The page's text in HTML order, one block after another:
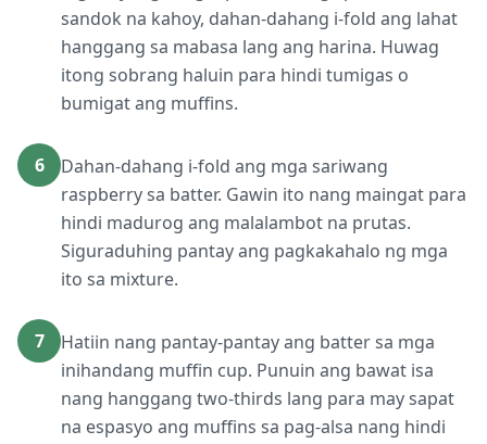
sandok na kahoy, dahan-dahang i-fold ang lahat
hanggang sa mabasa lang ang harina. Huwag
itong sobrang haluin para hindi tumigas o
bumigat ang muffins.
6
Dahan-dahang i-fold ang mga sariwang
raspberry sa batter. Gawin ito nang maingat para
hindi madurog ang malalambot na prutas.
Siguraduhing pantay ang pagkakahalo ng mga
ito sa mixture.
7
Hatiin nang pantay-pantay ang batter sa mga
inihandang muffin cup. Punuin ang bawat isa
nang hanggang two-thirds lang para may sapat
na espasyo ang muffins sa pag-alsa nang hindi